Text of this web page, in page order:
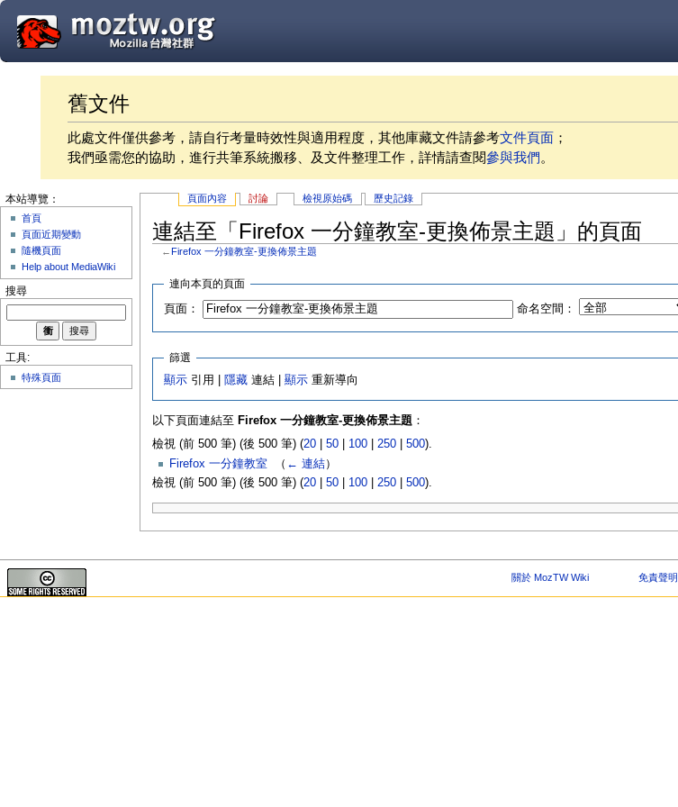
舊文件
此處文件僅供參考，請自行考量時效性與適用程度，其他庫藏文件請參考文件頁面 ；
我們亟需您的協助，進行共筆系統搬移、及文件整理工作，詳情請查閱參與我們。
頁面內容 討論 檢視原始碼 歷史記錄
連結至「Firefox 一分鐘教室-更換佈景主題」的頁面
← Firefox 一分鐘教室-更換佈景主題
連向本頁的頁面
頁面： 命名空間：
篩選
顯示 引用 | 隱藏 連結 |顯示 重新導向
以下頁面連結至 Firefox 一分鐘教室-更換佈景主題 ：
檢視 (前 500 筆) (後 500 筆) (20| 50| 100| 250| 500).
Firefox 一分鐘教室‎ （ ← 連結）
檢視 (前 500 筆) (後 500 筆) (20| 50| 100| 250| 500).
本站導覽：
首頁
頁面近期變動
隨機頁面
Help about MediaWiki
搜尋
工具:
特殊頁面
關於 MozTW Wiki 免責聲明